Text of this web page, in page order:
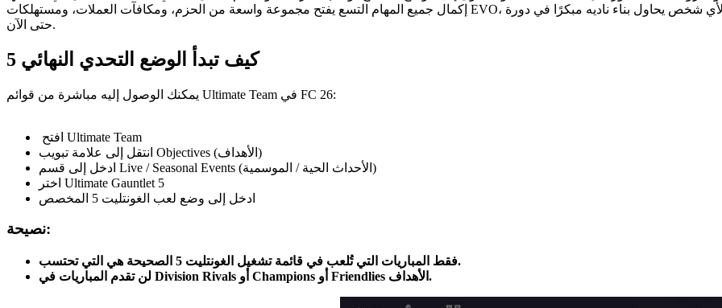
إكمال جميع المهام التسع يفتح مجموعة واسعة من الحزم، ومكافآت العملات، ومستهلكات EVO، وبطاقة بودولسكي المميزة. لأي شخص يحاول بناء ناديه مبكرًا في دورة FC 26، هذه واحدة من أفضل الفرص
حتى الآن.
كيف تبدأ الوضع التحدي النهائي 5
يمكنك الوصول إليه مباشرة من قوائم Ultimate Team في FC 26:
افتح Ultimate Team
انتقل إلى علامة تبويب Objectives (الأهداف)
ادخل إلى قسم Live / Seasonal Events (الأحداث الحية / الموسمية)
اختر Ultimate Gauntlet 5
ادخل إلى وضع لعب الغونتليت 5 المخصص
نصيحة:
فقط المباريات التي تُلعب في قائمة تشغيل الغونتليت 5 الصحيحة هي التي تحتسب.
لن تقدم المباريات في Division Rivals أو Champions أو Friendlies الأهداف.